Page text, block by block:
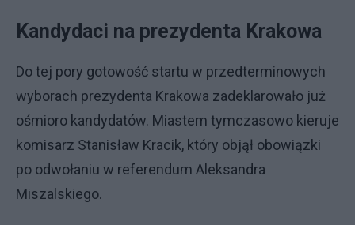
Kandydaci na prezydenta Krakowa
Do tej pory gotowość startu w przedterminowych
wyborach prezydenta Krakowa zadeklarowało już
ośmioro kandydatów. Miastem tymczasowo kieruje
komisarz Stanisław Kracik, który objął obowiązki
po odwołaniu w referendum Aleksandra
Miszalskiego.